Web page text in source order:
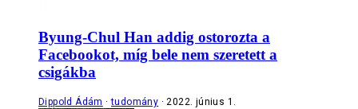
Byung-Chul Han addig ostorozta a
Facebookot, míg bele nem szeretett a
csigákba
Dippold Ádám tudomány 2022. június 1.